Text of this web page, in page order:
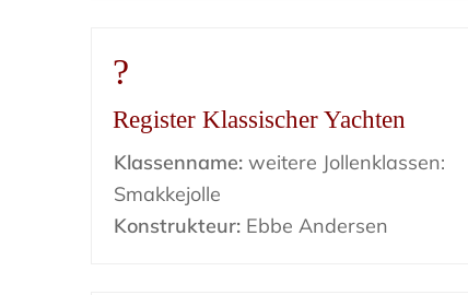
?
Register Klassischer Yachten
Klassenname: weitere Jollenklassen:
Smakkejolle
Konstrukteur: Ebbe Andersen